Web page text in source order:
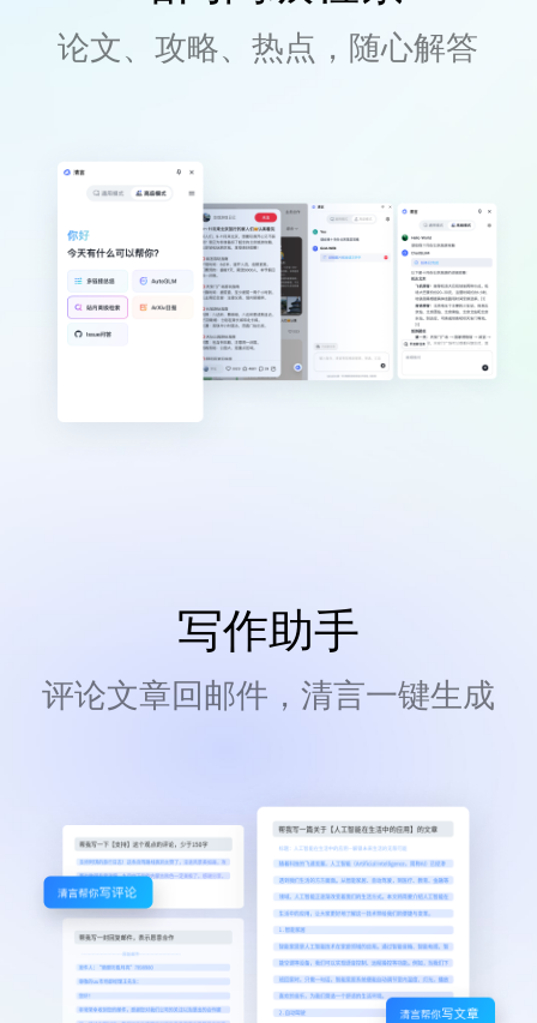
论文、攻略、热点，随心解答
写作助手
评论文章回邮件，清言一键生成